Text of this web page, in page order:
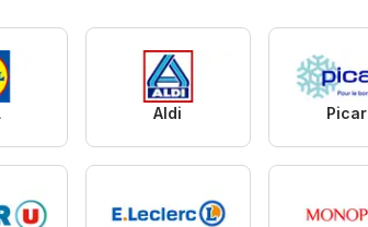
Aldi